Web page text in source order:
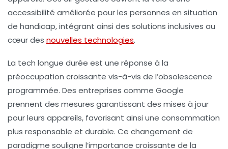
accessibilité améliorée pour les personnes en situation
de handicap, intégrant ainsi des solutions inclusives au
cœur des nouvelles technologies.
La tech longue durée est une réponse à la
préoccupation croissante vis-à-vis de l’obsolescence
programmée. Des entreprises comme Google
prennent des mesures garantissant des mises à jour
pour leurs appareils, favorisant ainsi une consommation
plus responsable et durable. Ce changement de
paradigme souligne l’importance croissante de la